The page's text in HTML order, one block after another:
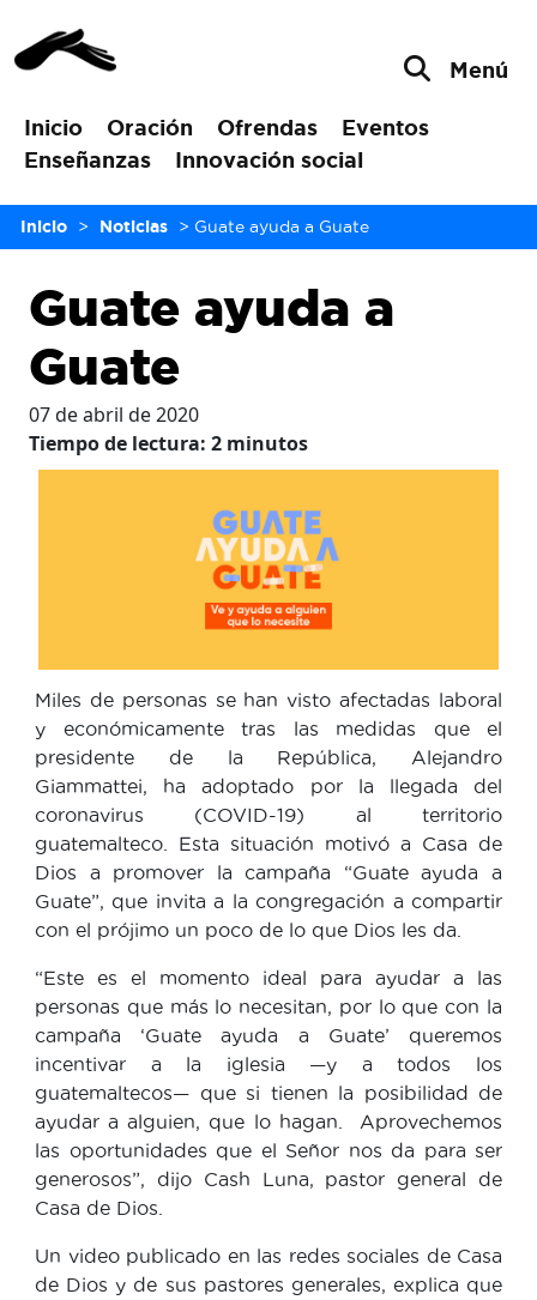
Inicio Oración Ofrendas
Eventos
Enseñanzas
Innovación social
Menú
Inicio > Noticias > Guate ayuda a Guate
Guate ayuda a
Guate
07 de abril de 2020
Tiempo de lectura: 2 minutos
Miles de personas se han visto afectadas laboral
y económicamente tras las medidas que el
presidente de la República, Alejandro
Giammattei, ha adoptado por la llegada del
coronavirus (COVID-19) al territorio
guatemalteco. Esta situación motivó a Casa de
Dios a promover la campaña “Guate ayuda a
Guate”, que invita a la congregación a compartir
con el prójimo un poco de lo que Dios les da.
“Este es el momento ideal para ayudar a las
personas que más lo necesitan, por lo que con la
campaña ‘Guate ayuda a Guate’ queremos
incentivar a la iglesia —y a todos los
guatemaltecos— que si tienen la posibilidad de
ayudar a alguien, que lo hagan. Aprovechemos
las oportunidades que el Señor nos da para ser
generosos”, dijo Cash Luna, pastor general de
Casa de Dios.
Un video publicado en las redes sociales de Casa
de Dios y de sus pastores generales, explica que